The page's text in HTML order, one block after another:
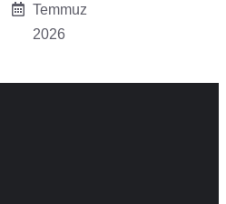
Temmuz
2026